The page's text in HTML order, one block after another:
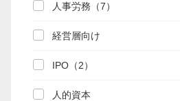
PRONEXUS SUPPORTの使い方
実務支援機能
実務支援DB
人事労務（7）
経営層向け
IPO（2）
人的資本